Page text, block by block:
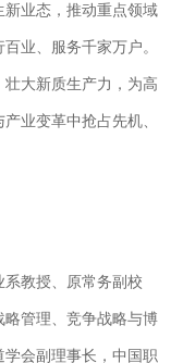
业态，推动重点领域
业、服务千家万户。
大新质生产力，为高
业变革中抢占先机、
教授、原常务副校
管理、竞争战略与博
会副理事长，中国职